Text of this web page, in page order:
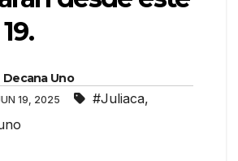
Decana Uno
19, 2025 #Juliaca,